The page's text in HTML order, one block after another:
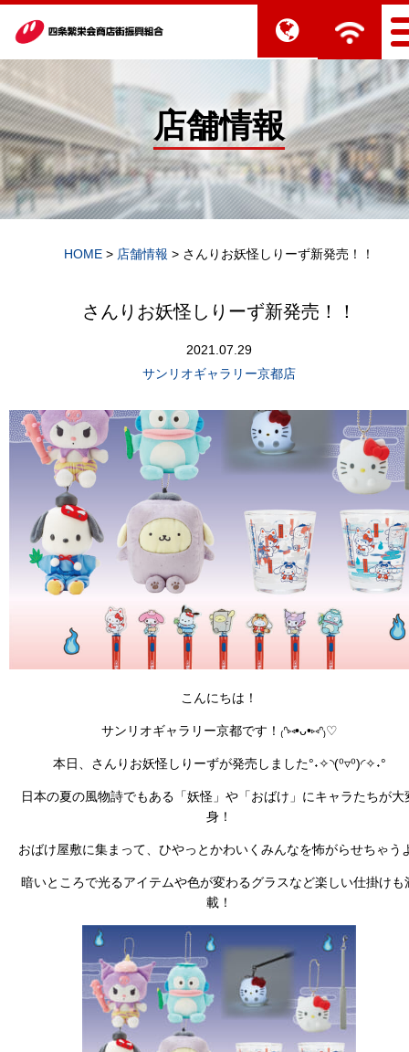
店舗情報
HOME > 店舗情報 > さんりお妖怪しりーず新発売！！
さんりお妖怪しりーず新発売！！
2021.07.29
サンリオギャラリー京都店
こんにちは！
サンリオギャラリー京都です！₍ᐢ⑅•ᴗ•⑅ᐢ₎♡
本日、さんりお妖怪しりーずが発売しました°˖✧◝(⁰▿⁰)◜✧˖°
日本の夏の風物詩でもある「妖怪」や「おばけ」にキャラたちが大
身！
おばけ屋敷に集まって、ひやっとかわいくみんなを怖がらせちゃう
暗いところで光るアイテムや色が変わるグラスなど楽しい仕掛けも
載！